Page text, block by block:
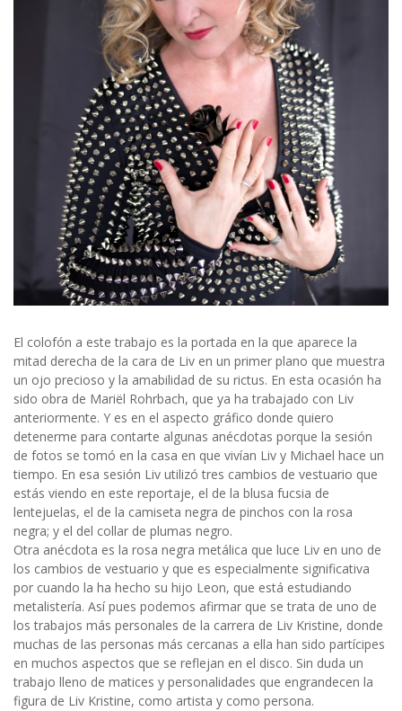
El colofón a este trabajo es la portada en la que aparece la
mitad derecha de la cara de Liv en un primer plano que muestra
un ojo precioso y la amabilidad de su rictus. En esta ocasión ha
sido obra de Mariël Rohrbach, que ya ha trabajado con Liv
anteriormente. Y es en el aspecto gráfico donde quiero
detenerme para contarte algunas anécdotas porque la sesión
de fotos se tomó en la casa en que vivían Liv y Michael hace un
tiempo. En esa sesión Liv utilizó tres cambios de vestuario que
estás viendo en este reportaje, el de la blusa fucsia de
lentejuelas, el de la camiseta negra de pinchos con la rosa
negra; y el del collar de plumas negro.
Otra anécdota es la rosa negra metálica que luce Liv en uno de
los cambios de vestuario y que es especialmente significativa
por cuando la ha hecho su hijo Leon, que está estudiando
metalistería. Así pues podemos afirmar que se trata de uno de
los trabajos más personales de la carrera de Liv Kristine, donde
muchas de las personas más cercanas a ella han sido partícipes
en muchos aspectos que se reflejan en el disco. Sin duda un
trabajo lleno de matices y personalidades que engrandecen la
figura de Liv Kristine, como artista y como persona.